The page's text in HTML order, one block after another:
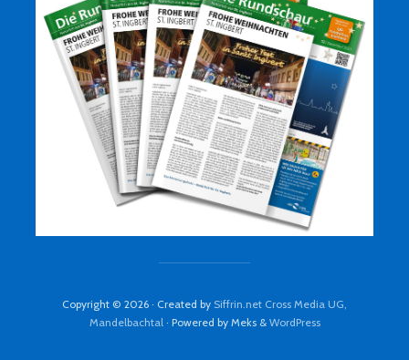
Copyright © 2026 · Created by Siffrin.net Cross Media UG,
Mandelbachtal· Powered by Meks & WordPress